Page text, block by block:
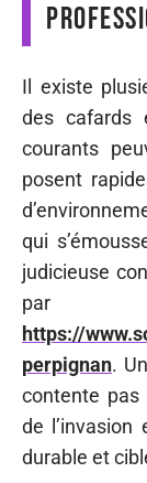
Il existe
des cafards
courants
posent
qui
judicieuse
par
https://
perpignan.
contente pas
de l’invasion
durable et